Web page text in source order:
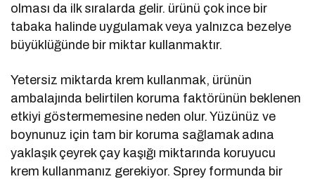
olması da ilk sıralarda gelir. ürünü çok ince bir
tabaka halinde uygulamak veya yalnızca bezelye
büyüklüğünde bir miktar kullanmaktır.
Yetersiz miktarda krem kullanmak, ürünün
ambalajında belirtilen koruma faktörünün beklenen
etkiyi göstermemesine neden olur. Yüzünüz ve
boynunuz için tam bir koruma sağlamak adına
yaklaşık çeyrek çay kaşığı miktarında koruyucu
krem kullanmanız gerekiyor. Sprey formunda bir